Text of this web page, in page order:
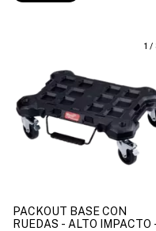
1 /
PACKOUT BASE CON
RUEDAS - ALTO IMPACTO